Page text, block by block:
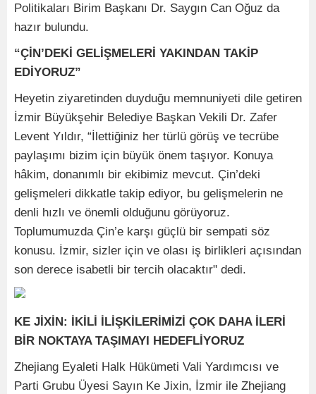
Politikaları Birim Başkanı Dr. Saygın Can Oğuz da
hazır bulundu.
“ÇİN’DEKİ GELİŞMELERİ YAKINDAN TAKİP
EDİYORUZ”
Heyetin ziyaretinden duyduğu memnuniyeti dile getiren
İzmir Büyükşehir Belediye Başkan Vekili Dr. Zafer
Levent Yıldır, “İlettiğiniz her türlü görüş ve tecrübe
paylaşımı bizim için büyük önem taşıyor. Konuya
hâkim, donanımlı bir ekibimiz mevcut. Çin’deki
gelişmeleri dikkatle takip ediyor, bu gelişmelerin ne
denli hızlı ve önemli olduğunu görüyoruz.
Toplumumuzda Çin’e karşı güçlü bir sempati söz
konusu. İzmir, sizler için ve olası iş birlikleri açısından
son derece isabetli bir tercih olacaktır" dedi.
KE JİXİN: İKİLİ İLİŞKİLERİMİZİ ÇOK DAHA İLERİ
BİR NOKTAYA TAŞIMAYI HEDEFLİYORUZ
Zhejiang Eyaleti Halk Hükümeti Vali Yardımcısı ve
Parti Grubu Üyesi Sayın Ke Jixin, İzmir ile Zhejiang